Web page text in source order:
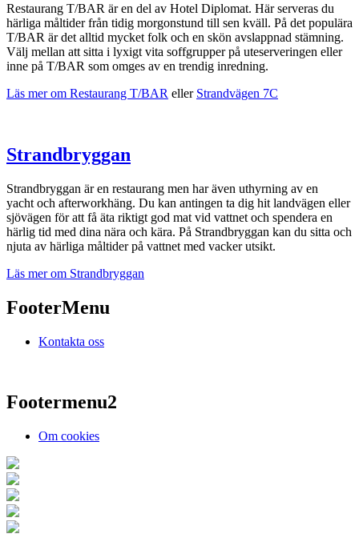
Restaurang T/BAR är en del av Hotel Diplomat. Här serveras du
härliga måltider från tidig morgonstund till sen kväll. På det populära
T/BAR är det alltid mycket folk och en skön avslappnad stämning.
Välj mellan att sitta i lyxigt vita soffgrupper på uteserveringen eller
inne på T/BAR som omges av en trendig inredning.
Läs mer om Restaurang T/BAR eller Strandvägen 7C
Strandbryggan
Strandbryggan är en restaurang men har även uthyrning av en
yacht och afterworkhäng. Du kan antingen ta dig hit landvägen eller
sjövägen för att få äta riktigt god mat vid vattnet och spendera en
härlig tid med dina nära och kära. På Strandbryggan kan du sitta och
njuta av härliga måltider på vattnet med vacker utsikt.
Läs mer om Strandbryggan
FooterMenu
Kontakta oss
Footermenu2
Om cookies